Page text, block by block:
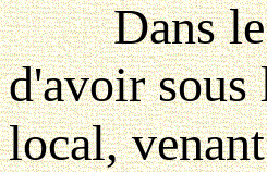
Dans le
d'avoir
local,